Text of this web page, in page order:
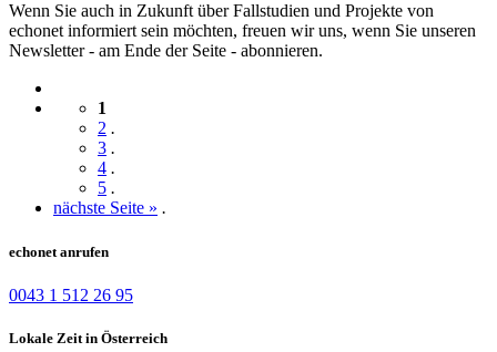
Wenn Sie auch in Zukunft über Fallstudien und Projekte von
echonet informiert sein möchten, freuen wir uns, wenn Sie unseren
Newsletter - am Ende der Seite - abonnieren.
1
2 .
3 .
4 .
5 .
nächste Seite » .
echonet anrufen
0043 1 512 26 95
Lokale Zeit in Österreich